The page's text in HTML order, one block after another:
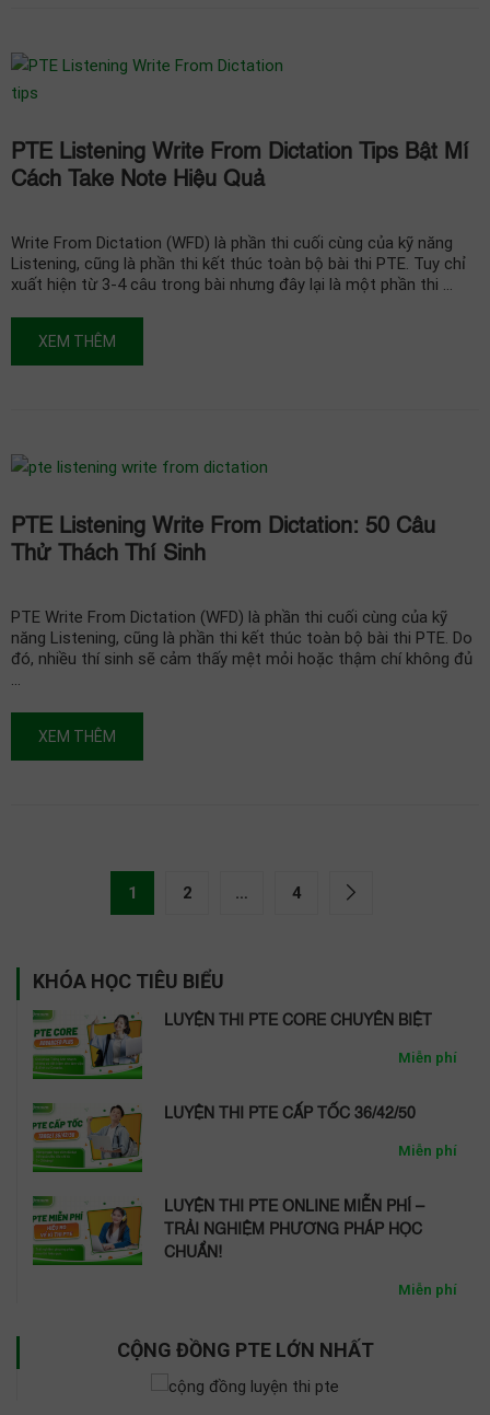
PTE Listening Write From Dictation Tips Bật Mí
Cách Take Note Hiệu Quả
Write From Dictation (WFD) là phần thi cuối cùng của kỹ năng
Listening, cũng là phần thi kết thúc toàn bộ bài thi PTE. Tuy chỉ
xuất hiện từ 3-4 câu trong bài nhưng đây lại là một phần thi …
XEM THÊM
PTE Listening Write From Dictation: 50 Câu
Thử Thách Thí Sinh
PTE Write From Dictation (WFD) là phần thi cuối cùng của kỹ
năng Listening, cũng là phần thi kết thúc toàn bộ bài thi PTE. Do
đó, nhiều thí sinh sẽ cảm thấy mệt mỏi hoặc thậm chí không đủ
…
XEM THÊM
1 2 … 4
KHÓA HỌC TIÊU BIỂU
LUYỆN THI PTE CORE CHUYÊN BIỆT
Miễn phí
LUYỆN THI PTE CẤP TỐC 36/42/50
Miễn phí
LUYỆN THI PTE ONLINE MIỄN PHÍ –
TRẢI NGHIỆM PHƯƠNG PHÁP HỌC
CHUẨN!
Miễn phí
CỘNG ĐỒNG PTE LỚN NHẤT